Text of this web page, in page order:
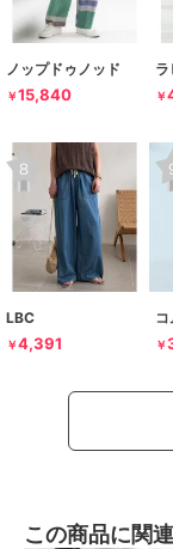
ノップドゥノッド
￥15,840
ラ
￥
LBC
￥4,391 ￥
この商品に関